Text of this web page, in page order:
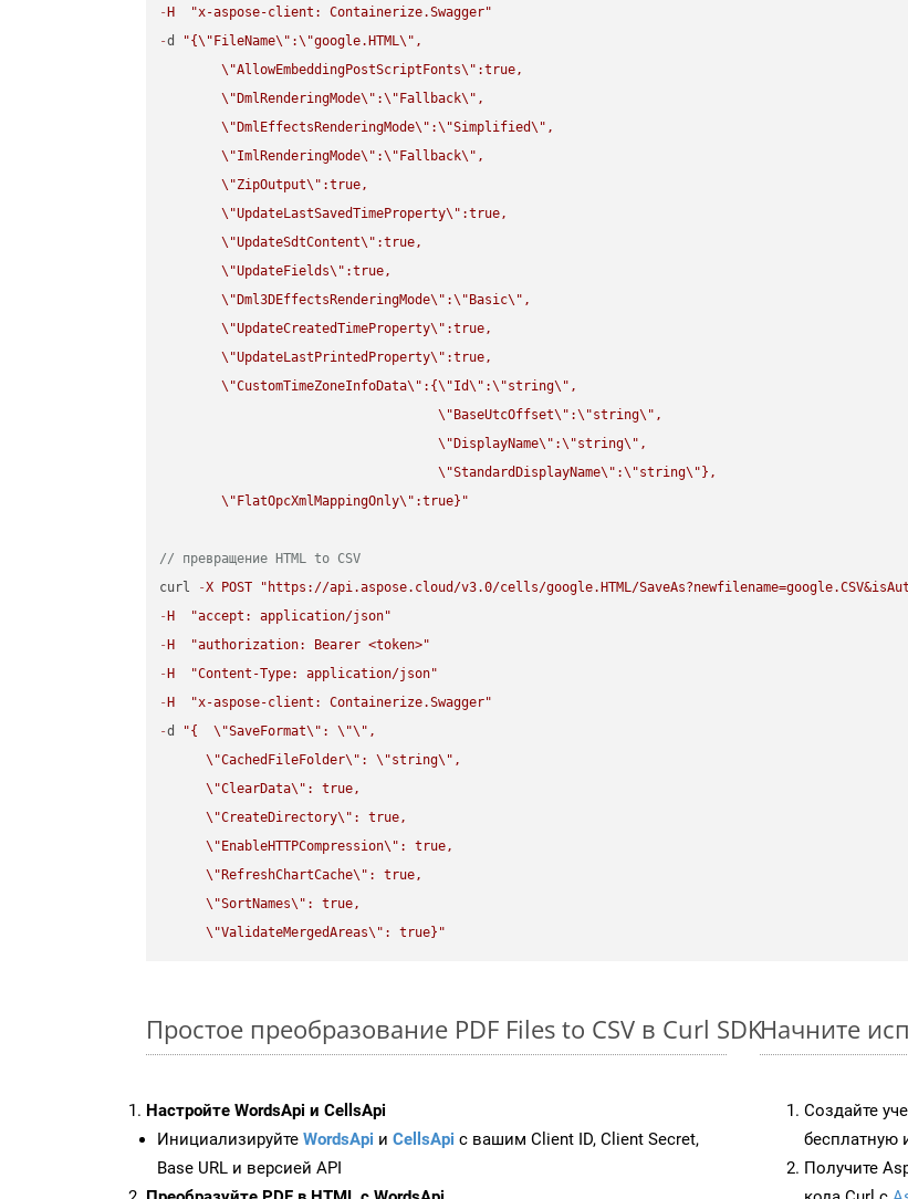
- H
"x-aspose-client: Containerize.Swagger"
-d "{\" FileName\" :\"google.HTML\" ,
\"AllowEmbeddingPostScriptFonts\" :true,
\" DmlRenderingMode\" :\" Fallback\" ,
\" DmlEffectsRenderingMode\" :\"Simplified\" ,
\"ImlRenderingMode\" :\" Fallback\" ,
\"ZipOutput\" :true,
\"UpdateLastSavedTimeProperty\" :true,
\"UpdateSdtContent\" :true,
\"UpdateFields\" :true,
\" Dml3DEffectsRenderingMode\" :\" Basic\" ,
\"UpdateCreatedTimeProperty\" :true,
\"UpdateLastPrintedProperty\" :true,
\"CustomTimeZoneInfoData\" :{\"Id\" :\"string\" ,
\" BaseUtcOffset\" :\"string\" ,
\" DisplayName\" :\"string\" ,
\"StandardDisplayName\" :\"string\" },
\" FlatOpcXmlMappingOnly\" :true}"
// превращение HTML to CSV
curl
-X POST
"https://api.aspose.cloud/v3.0/cells/google.HTML/
- H
"accept: application/json"
- H
"authorization: Bearer <token>"
- H
"Content-Type: application/json"
- H
"x-aspose-client: Containerize.Swagger"
-d "{ \"SaveFormat\" : \"\" ,
\"CachedFileFolder\" : \"string\" ,
\"ClearData\" : true,
\"CreateDirectory\" : true,
\" EnableHTTPCompression\" : true,
\" RefreshChartCache\" : true,
\"SortNames\" : true,
\"ValidateMergedAreas\" : true}"
Простое преобразование PDF Files to CSV в Curl SDK
Настройте WordsApi и CellsApi
Инициализируйте WordsApi и CellsApi с вашим Client ID, Client Secret,
Base URL и версией API
Начните
Создайте
бесплатную
Получите